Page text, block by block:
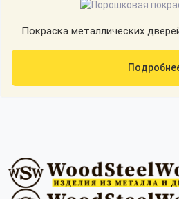
Покраска металлических